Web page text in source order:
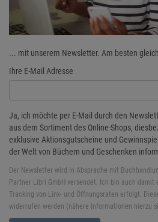
... mit unserem Newsletter. Am besten
Ihre E-Mail Adresse
Ja, ich möchte per E-Mail durch den
aus dem Sortiment des Online-Shops,
exklusive Aktionsgutscheine und
der Welt von Büchern und Geschenken
Der Newsletter wird in Absprache mit
Partner Libri GmbH versendet. Ich bin auch damit
Tracking von Link- und Öffnungsraten erfolgt.
widerrufen werden (nähere Informationen hierzu